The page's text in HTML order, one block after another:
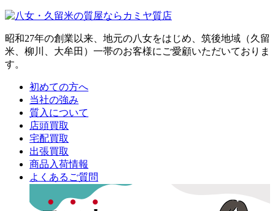
昭和27年の創業以来、地元の八女をはじめ、筑後地域（久留
米、柳川、大牟田）一帯のお客様にご愛顧いただいておりま
す。
初めての方へ
当社の強み
質入について
店頭買取
宅配買取
出張買取
商品入荷情報
よくあるご質問